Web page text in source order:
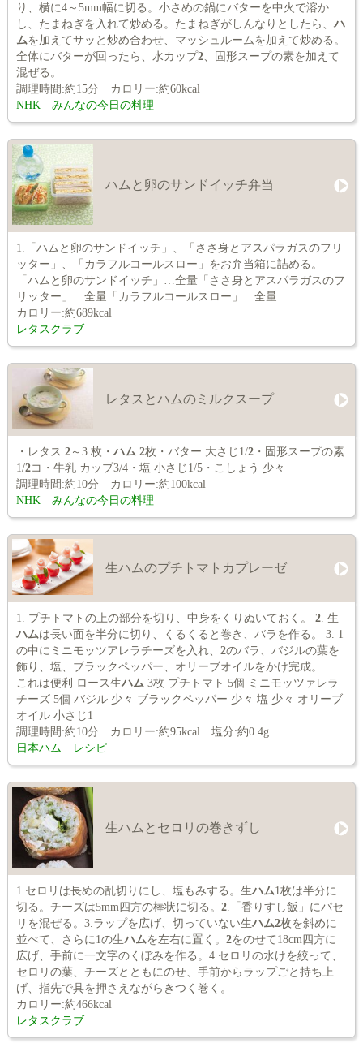
り、横に4～5mm幅に切る。小さめの鍋にバターを中火で溶か
し、たまねぎを入れて炒める。たまねぎがしんなりとしたら、 ハ
ムを加えてサッと炒め合わせ、マッシュルームを加えて炒める。
全体にバターが回ったら、水カップ2、固形スープの素を加えて
混ぜる。
調理時間:約15分 カロリー:約60kcal
NHK みんなの今日の料理
ハムと卵のサンドイッチ弁当
1.「ハムと卵のサンドイッチ」、「ささ身とアスパラガスのフリ
ッター」、「カラフルコールスロー」をお弁当箱に詰める。
「ハムと卵のサンドイッチ」…全量「ささ身とアスパラガスのフ
リッター」…全量「カラフルコールスロー」…全量
カロリー:約689kcal
レタスクラブ
レタスとハムのミルクスープ
・レタス 2～3 枚・ ハム 2枚・バター 大さじ1/2・固形スープの素
1/2コ・牛乳 カップ3/4・塩 小さじ1/5・こしょう 少々
調理時間:約10分 カロリー:約100kcal
NHK みんなの今日の料理
生ハムのプチトマトカプレーゼ
1. プチトマトの上の部分を切り、中身をくりぬいておく。 2. 生
ハムは長い面を半分に切り、くるくると巻き、バラを作る。 3. 1
の中にミニモッツアレラチーズを入れ、 2のバラ、バジルの葉を
飾り、塩、ブラックペッパー、オリーブオイルをかけ完成。
これは便利 ロース生ハム 3枚 プチトマト 5個 ミニモッツァレラ
チーズ 5個 バジル 少々 ブラックペッパー 少々 塩 少々 オリーブ
オイル 小さじ1
調理時間:約10分 カロリー:約95kcal 塩分:約0.4g
日本ハム レシピ
生ハムとセロリの巻きずし
1.セロリは長めの乱切りにし、塩もみする。生ハム1枚は半分に
切る。チーズは5mm四方の棒状に切る。 2.「香りすし飯」にパセ
リを混ぜる。3.ラップを広げ、切っていない生ハム2枚を斜めに
並べて、さらに1の生ハムを左右に置く。 2をのせて18cm四方に
広げ、手前に一文字のくぼみを作る。4.セロリの水けを絞って、
セロリの葉、チーズとともにのせ、手前からラップごと持ち上
げ、指先で具を押さえながらきつく巻く。
カロリー:約466kcal
レタスクラブ